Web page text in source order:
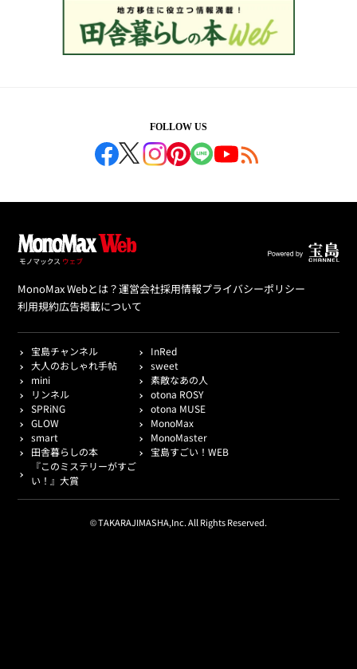
FOLLOW US
MonoMax Webとは？運営会社採用情報プライバシーポリシー
利用規約広告掲載について
宝島チャンネル
InRed
大人のおしゃれ手帖
sweet
mini
素敵なあの人
リンネル
otona ROSY
SPRiNG
otona MUSE
GLOW
MonoMax
smart
MonoMaster
田舎暮らしの本
宝島すごい！WEB
『このミステリーがすご
い！』大賞
© TAKARAJIMASHA,Inc. All Rights Reserved.